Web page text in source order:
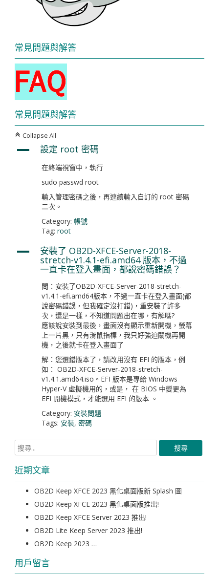
常見問題與解答
常見問題與解答
C Collapse All
A 設定 root 密碼
在終端視窗中，執行
sudo passwd root
輸入管理密碼之後，再連續輸入自訂的 root 密碼
二次。
Category: 帳號
Tag: root
A 安裝了 OB2D-XFCE-Server-2018-
stretch-v1.4.1-efi.amd64 版本，不過
一直卡在登入畫面，都說密碼錯誤？
問：安裝了OB2D-XFCE-Server-2018-stretch-
v1.4.1-efi.amd64版本，不過一直卡在登入畫面(都
說密碼錯誤，但我確定沒打錯)，重安裝了許多
次，還是一樣，不知道問題出在哪，有解嗎?
應該說安裝到最後，畫面沒有顯示重新開機，螢幕
上一片黑，只有滑鼠指標，我只好強迫關機再開
機，之後就卡在登入畫面了
解：您選錯版本了，請改用沒有 EFI 的版本，例
如： OB2D-XFCE-Server-2018-stretch-
v1.4.1.amd64.iso。EFI 版本是專給 Windows
Hyper-V 虛擬機用的，或是， 在 BIOS 中變更為
EFI 開機模式，才能選用 EFI 的版本 。
Category: 安裝問題
Tags: 安裝, 密碼
近期文章
OB2D Keep XFCE 2023 黑化桌面版新 Splash 圖
OB2D Keep XFCE 2023 黑化桌面版推出!
OB2D Keep XFCE Server 2023 推出!
OB2D Lite Keep Server 2023 推出!
OB2D Keep 2023 …
用戶留言